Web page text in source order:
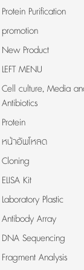
Protein Purification
promotion
New Product
LEFT MENU
Cell culture, Media
Antibiotics
Protein
หน้าอัพโหลด
Cloning
ELISA Kit
Laboratory Plastic
Antibody Array
DNA Sequencing
Fragment Analysis